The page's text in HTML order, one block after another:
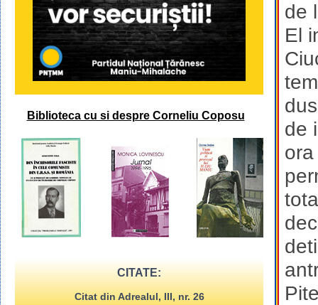
de
El
de
Biblioteca cu si despre Corneliu Coposu
CITATE:
Citat din Adrealul, III, nr. 26